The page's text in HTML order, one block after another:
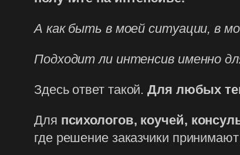
А как быть в моей ситуации, в
Подходит ли интенсив именно
Здесь ответ такой.Для любых
Для психологов, коучей,
где решение заказчики